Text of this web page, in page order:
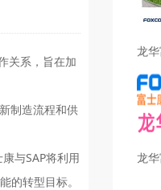
关系，旨在加
制造流程和供
与SAP将利用
的转型目标。
龙
龙